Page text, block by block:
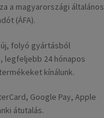
a magyarországi általános
(ÁFA).
folyó gyártásból
legfeljebb 24 hónapos
kínálunk.
Google Pay, Apple
átutalás.